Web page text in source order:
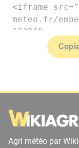
Agri météo par